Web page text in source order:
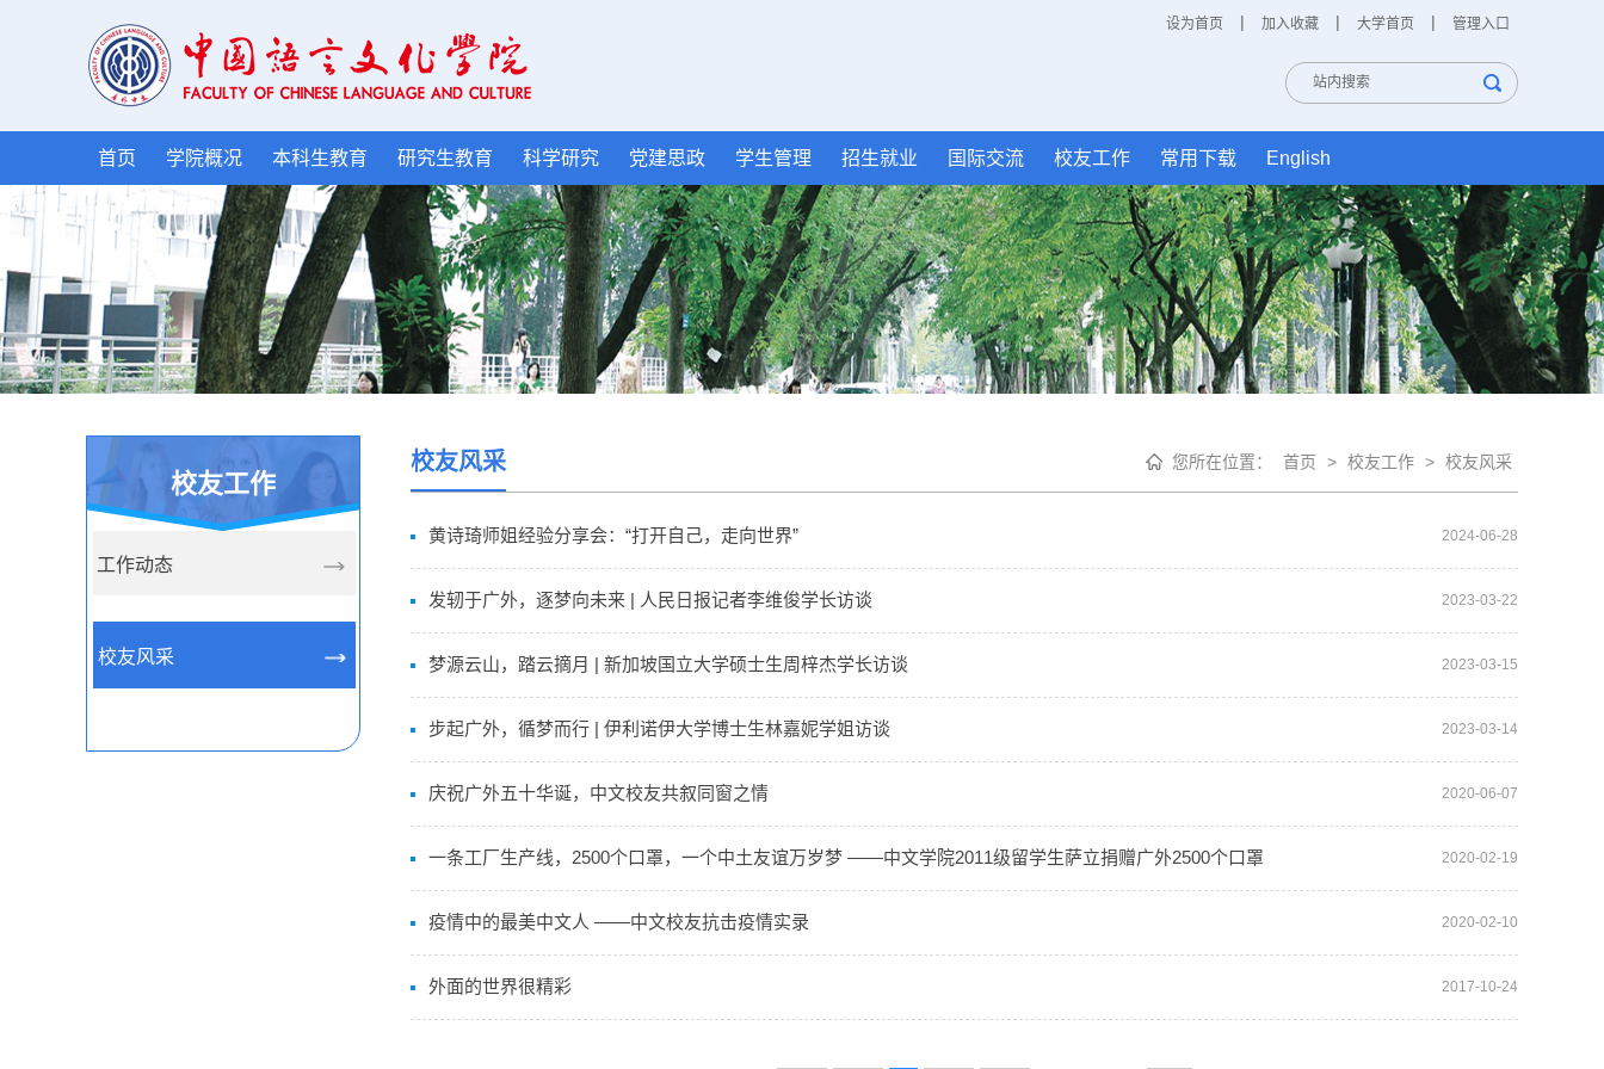
管理入口
|
大学首页
|
加入收藏
|
设为首页
首页 学院概况 本科生教育 研究生教育 科学研究 党建思政 学生管理 招生就业 国际交流 校友工作 常用下载 English
校友工作
工作动态
校友风采
您所在位置： 首页 > 校友工作 > 校友风采
校友风采
2024-06-28
黄诗琦师姐经验分享会：“打开自己，走向世界”
2023-03-22
发轫于广外，逐梦向未来 | 人民日报记者李维俊学长访谈
2023-03-15
梦源云山，踏云摘月 | 新加坡国立大学硕士生周梓杰学长访谈
2023-03-14
步起广外，循梦而行 | 伊利诺伊大学博士生林嘉妮学姐访谈
2020-06-07
庆祝广外五十华诞，中文校友共叙同窗之情
2020-02-19
一条工厂生产线，2500个口罩，一个中土友谊万岁梦 ——中文学院2011级留学生萨立捐赠广外2500个口罩
2020-02-10
疫情中的最美中文人 ——中文校友抗击疫情实录
2017-10-24
外面的世界很精彩